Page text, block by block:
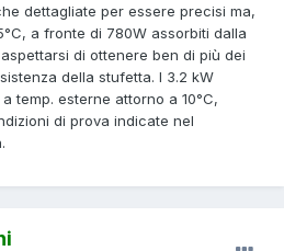
dettagliate per essere precisi ma,
a fronte di 780W assorbiti dalla
di ottenere ben di più dei
della stufetta. I 3.2 kW
temp. esterne attorno a 10°C,
di prova indicate nel